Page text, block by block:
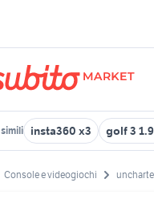
simili insta360 x3 golf 3
Console e videogiochi